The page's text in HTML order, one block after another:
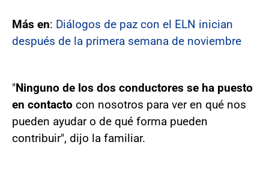
Más en: Diálogos de paz con el ELN inician
después de la primera semana de noviembre
"Ninguno de los dos conductores se ha puesto
en contacto con nosotros para ver en qué nos
pueden ayudar o de qué forma pueden
contribuir", dijo la familiar.